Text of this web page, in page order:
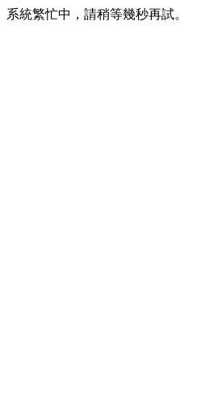
系統繁忙中，請稍等幾秒再試。